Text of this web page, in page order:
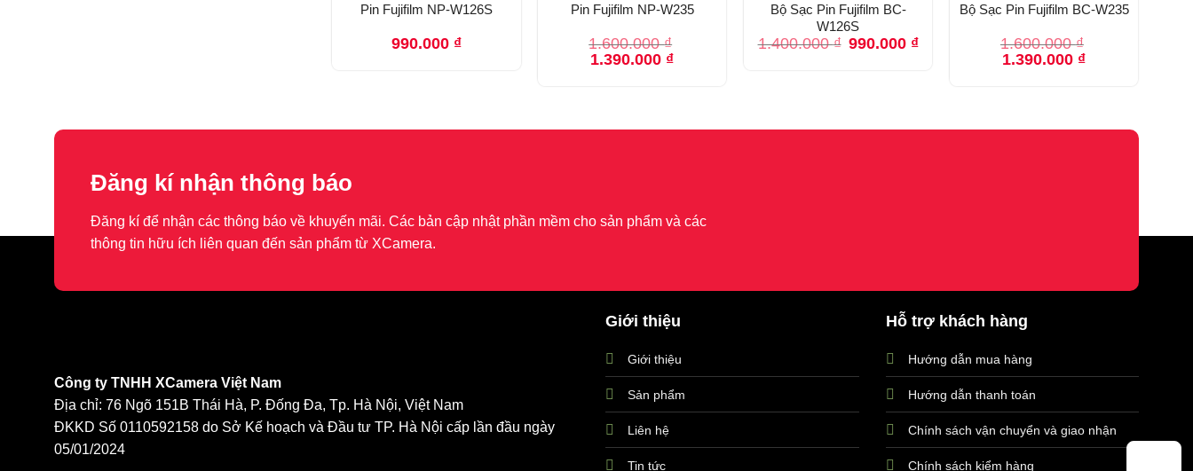
Pin Fujifilm NP-W126S
990.000 ₫
Pin Fujifilm NP-W235
1.600.000₫
Giá
gốc
1.390.000 ₫Giá
Bộ Sạc Pin Fujifilm BC-
W126S
1.400.000₫ Giá
gốc
990.000 ₫Giá
Bộ Sạc Pin Fujifilm BC-W235
1.600.000₫
Giá
gốc
1.390.000 ₫Giá
Đăng kí nhận thông báo
Đăng kí để nhận các thông báo về khuyến mãi. Các bản cập nhật phần mềm cho sản phẩm và các
thông tin hữu ích liên quan đến sản phẩm từ XCamera.
Công ty TNHH XCamera Việt Nam
Địa chỉ: 76 Ngõ 151B Thái Hà, P. Đống Đa, Tp. Hà Nội, Việt Nam
ĐKKD Số 0110592158 do Sở Kế hoạch và Đầu tư TP. Hà Nội cấp lần đầu ngày
05/01/2024
Giới thiệu
Giới thiệu
Sản phẩm
Liên hệ
Tin tức
Hỗ trợ khách hàng
Hướng dẫn mua hàng
Hướng dẫn thanh toán
Chính sách vận chuyển và giao nhận
Chính sách kiểm hàng